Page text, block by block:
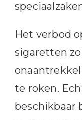
Het verbod
sigaretten
te roken.
beschikbaar